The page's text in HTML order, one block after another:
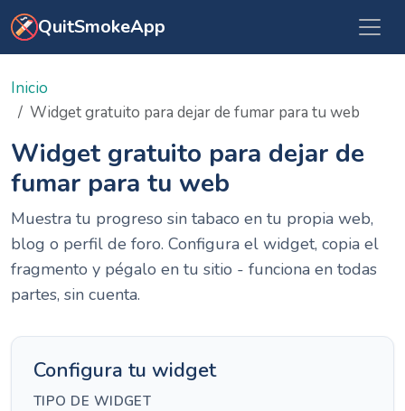
Ir al contenido principal
QuitSmokeApp
Inicio
Widget gratuito para dejar de fumar para tu web
Widget gratuito para dejar de
fumar para tu web
Muestra tu progreso sin tabaco en tu propia web,
blog o perfil de foro. Configura el widget, copia el
fragmento y pégalo en tu sitio - funciona en todas
partes, sin cuenta.
Configura tu widget
TIPO DE WIDGET